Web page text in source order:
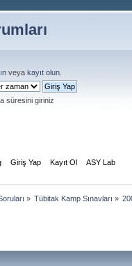
veya kayıt olun
süresini giriniz
Giriş Yap Kayıt Ol ASY Lab
» Tübitak Kamp Sınavları »